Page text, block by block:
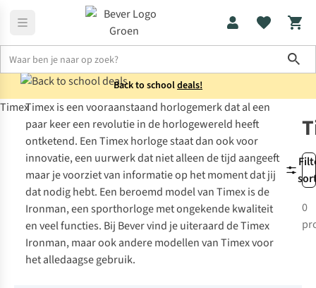
Back to schooldeals!
Merken Timex
TimexTimex is een vooraanstaand horlogemerk dat al een
paar keer een revolutie in de horlogewereld heeft
ontketend. Een Timex horloge staat dan ook voor
innovatie, een uurwerk dat niet alleen de tijd aangeeft
maar je voorziet van informatie op het moment dat jij
dat nodig hebt. Een beroemd model van Timex is de
Ironman, een sporthorloge met ongekende kwaliteit
en veel functies. Bij Bever vind je uiteraard de Timex
Ironman, maar ook andere modellen van Timex voor
het alledaagse gebruik.
0